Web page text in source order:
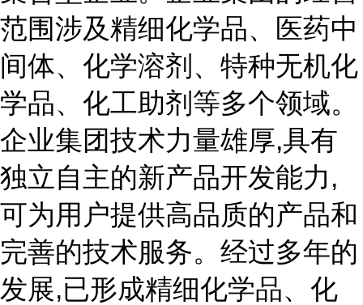
范围涉及精细化学品、医药中
间体、化学溶剂、特种无机化
学品、化工助剂等多个领域。
企业集团技术力量雄厚,具有
独立自主的新产品开发能力,
可为用户提供高品质的产品和
完善的技术服务。经过多年的
发展,已形成精细化学品、化